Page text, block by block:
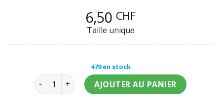
6,50 CHF
Taille unique
479 en stock
quantité de Bombe spray neige avec pochoirs Noël
AJOUTER AU PANIER